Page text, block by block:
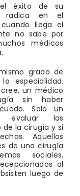
éxito de su
radica en el
llega el
no sabe por
médicos
grado de
especialidad.
un médico
sin haber
Solo un
evaluar las
la cirugía y si
Aquellos
de una cirugía
sociales,
al
luego de